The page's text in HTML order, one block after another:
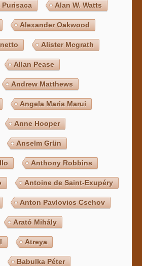
Purisaca Alan W. Watts
Alexander Oakwood
Alister Mcgrath
Allan Pease
Andrew Matthews
Angela Maria Marui
Anne Hooper
Anselm Grün
Anthony Robbins
Antoine de Saint-Exupéry
Anton Pavlovics Csehov
Arató Mihály
Atreya
Babulka Péter